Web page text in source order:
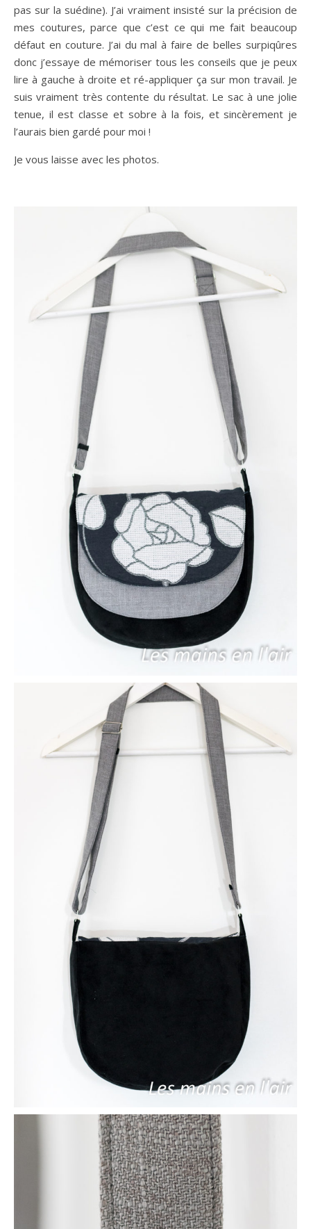
pas sur la suédine). J’ai vraiment insisté sur la précision de
mes coutures, parce que c’est ce qui me fait beaucoup
défaut en couture. J’ai du mal à faire de belles surpiqûres
donc j’essaye de mémoriser tous les conseils que je peux
lire à gauche à droite et ré-appliquer ça sur mon travail. Je
suis vraiment très contente du résultat. Le sac à une jolie
tenue, il est classe et sobre à la fois, et sincèrement je
l’aurais bien gardé pour moi !
Je vous laisse avec les photos.